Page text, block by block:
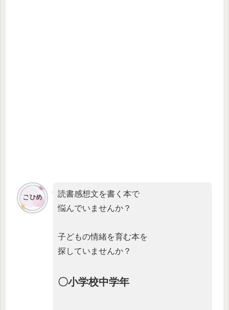
読書感想文を書く本で
悩んでいませんか？
子どもの情緒を育む本を
探していませんか？
〇小学校中学年